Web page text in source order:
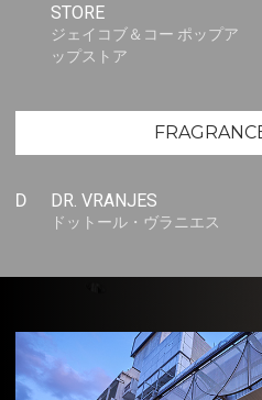
STORE
ジェイコブ＆コー ポップア
ップストア
D DR. VRANJES
ドットール・ヴラニエス